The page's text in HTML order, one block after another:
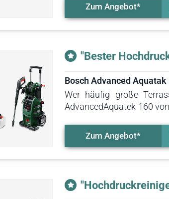
Zum Angebot*
"Bester
Bosch Advanced
Wer häufig große
AdvancedAquatek 160
Zum Angebot*